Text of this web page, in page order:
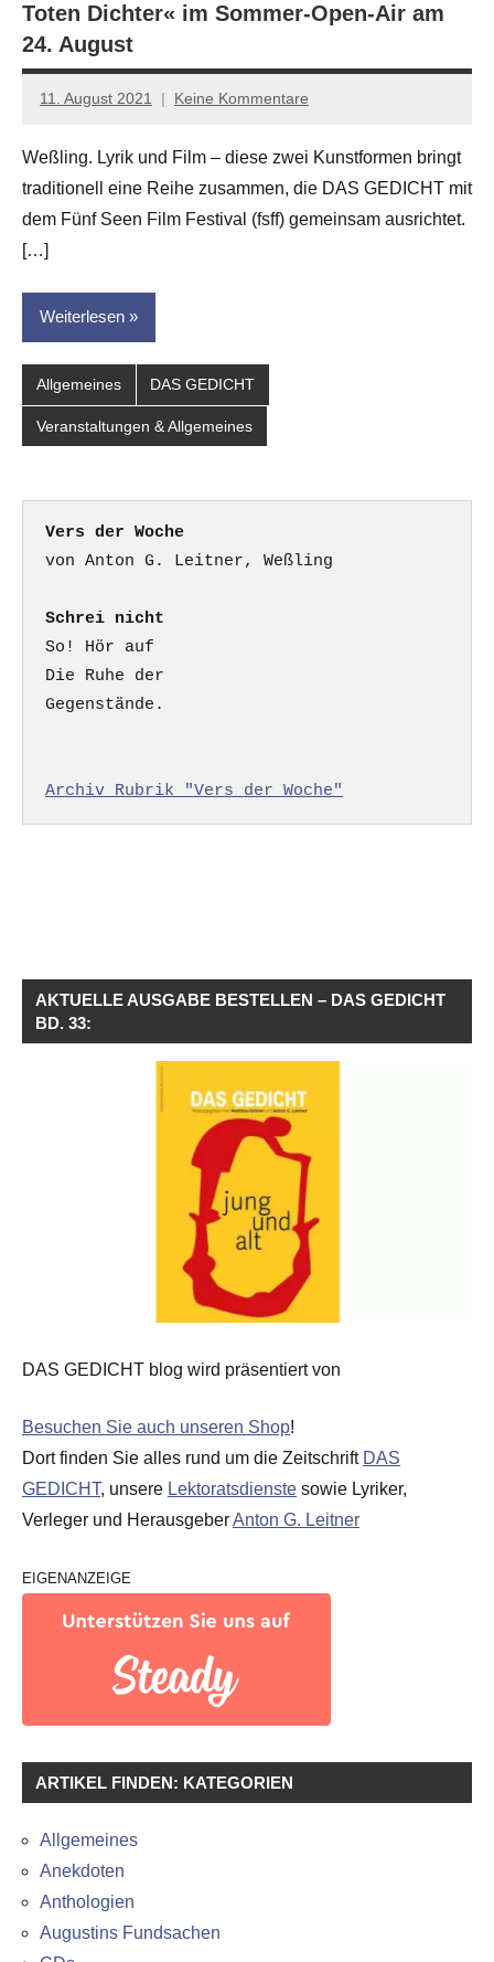
Toten Dichter« im Sommer-Open-Air am
24. August
11. August 2021
Jan-
Hornauer
für
dasgedichtblog
Keine Kommentare
Weßling. Lyrik und Film – diese zwei Kunstformen bringt
traditionell eine Reihe zusammen, die DAS GEDICHT mit
dem Fünf Seen Film Festival (fsff) gemeinsam ausrichtet.
[…]
Weiterlesen
Allgemeines DAS GEDICHT
Veranstaltungen & Allgemeines
Vers der Woche
Schrei nicht
So! Hör auf
Die Ruhe der
Gegenstände.
Archiv Rubrik "Vers der Woche"
AKTUELLE AUSGABE BESTELLEN – DAS GEDICHT
BD. 33:
DAS GEDICHT blog wird präsentiert von
Besuchen Sie auch unseren Shop!
Dort finden Sie alles rund um die Zeitschrift DAS
GEDICHT, unsere Lektoratsdienste sowie Lyriker,
Verleger und HerausgeberAnton G. Leitner
EIGENANZEIGE
ARTIKEL FINDEN: KATEGORIEN
Allgemeines
Anekdoten
Anthologien
Augustins Fundsachen